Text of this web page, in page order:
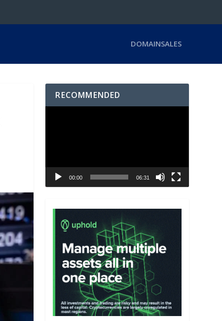
DOMAINSALES
RECOMMENDED
00:00 06:31